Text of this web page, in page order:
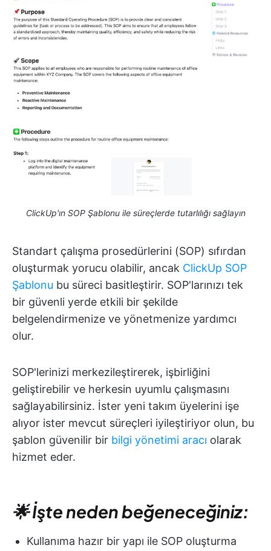
ClickUp'ın SOP Şablonu ile süreçlerde tutarlılığı sağlayın
Standart çalışma prosedürlerini (SOP) sıfırdan
oluşturmak yorucu olabilir, ancak ClickUp SOP
Şablonu bu süreci basitleştirir. SOP'larınızı tek
bir güvenli yerde etkili bir şekilde
belgelendirmenize ve yönetmenize yardımcı
olur.
SOP'lerinizi merkezileştirerek, işbirliğini
geliştirebilir ve herkesin uyumlu çalışmasını
sağlayabilirsiniz. İster yeni takım üyelerini işe
alıyor ister mevcut süreçleri iyileştiriyor olun, bu
şablon güvenilir bir bilgi yönetimi aracı olarak
hizmet eder.
🌟 İşte neden beğeneceğiniz:
Kullanıma hazır bir yapı ile SOP oluşturma